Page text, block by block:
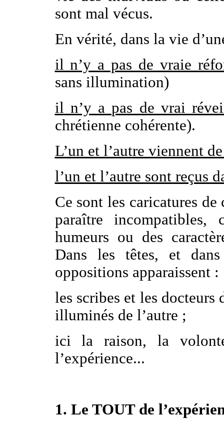
sont mal vécus.
En vérité, dans la vie
il n’y a pas de vraie
sans illumination)
il n’y a pas de vrai
chrétienne cohérente).
L’un et l’autre viennent
l’un et l’autre sont reçus
Ce sont les caricatures
paraître incompatibles,
humeurs ou des
Dans les têtes, et
oppositions apparaissent :
les scribes et les docteurs
illuminés de l’autre ;
ici la raison, la
l’expérience...
1. Le TOUT de